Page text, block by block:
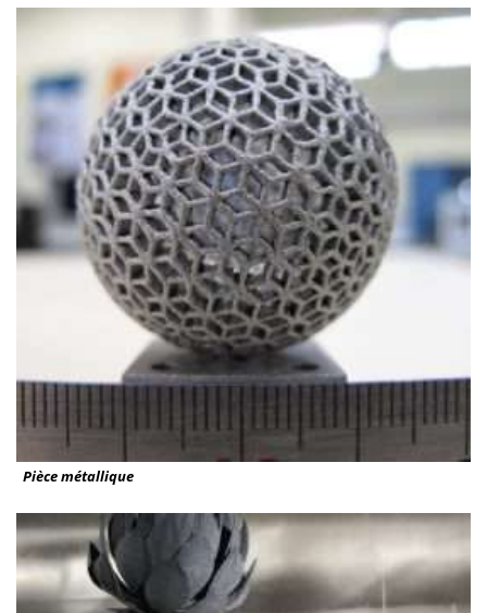
Pièce métallique